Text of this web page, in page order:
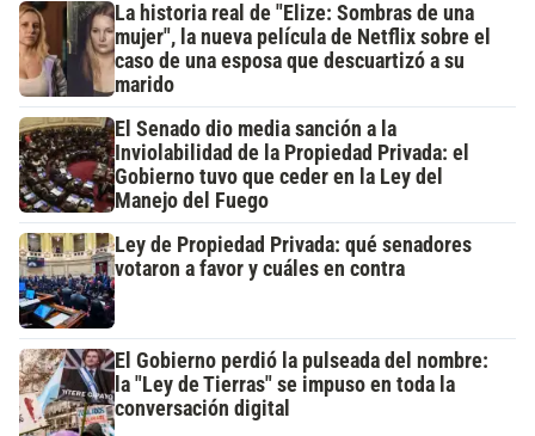
La historia real de "Elize: Sombras de una
mujer", la nueva película de Netflix sobre el
caso de una esposa que descuartizó a su
marido
El Senado dio media sanción a la
Inviolabilidad de la Propiedad Privada: el
Gobierno tuvo que ceder en la Ley del
Manejo del Fuego
Ley de Propiedad Privada: qué senadores
votaron a favor y cuáles en contra
El Gobierno perdió la pulseada del nombre:
la "Ley de Tierras" se impuso en toda la
conversación digital